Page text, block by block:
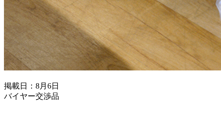
掲載日：8月6日
バイヤー交渉品